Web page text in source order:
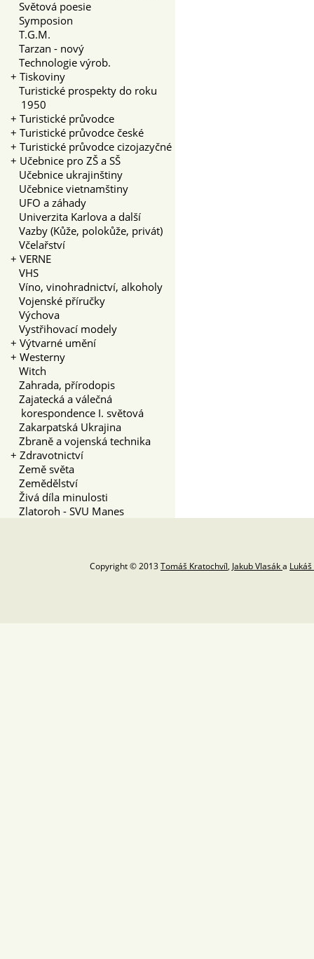
Světová poesie
Symposion
T.G.M.
Tarzan - nový
Technologie výrob.
+ Tiskoviny
Turistické prospekty do roku
1950
+ Turistické průvodce
+ Turistické průvodce české
+ Turistické průvodce cizojazyčné
+ Učebnice pro ZŠ a SŠ
Učebnice ukrajinštiny
Učebnice vietnamštiny
UFO a záhady
Univerzita Karlova a další
Vazby (Kůže, polokůže, privát)
Včelařství
+ VERNE
VHS
Víno, vinohradnictví, alkoholy
Vojenské příručky
Výchova
Vystřihovací modely
+ Výtvarné umění
+ Westerny
Witch
Zahrada, přírodopis
Zajatecká a válečná
korespondence I. světová
Zakarpatská Ukrajina
Zbraně a vojenská technika
+ Zdravotnictví
Země světa
Zemědělství
Živá díla minulosti
Zlatoroh - SVU Manes
Copyright © 2013Tomáš Kratochvíl, Jakub Vlasáka